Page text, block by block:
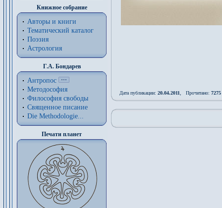
Книжное собрание
Авторы и книги
Тематический каталог
Поэзия
Астрология
Г.А. Бондарев
Антропос
Методософия
Философия cвободы
Священное писание
Die Methodologie...
Печати планет
Дата публикации: 20.04.2011, Прочитано: 7275